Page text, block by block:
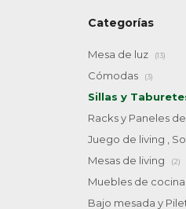
Categorías
Mesa de luz (13)
Cómodas (3)
Sillas y
Racks y Paneles
Juego de living ,
Mesas de living (2)
Muebles de cocina
Bajo mesada y